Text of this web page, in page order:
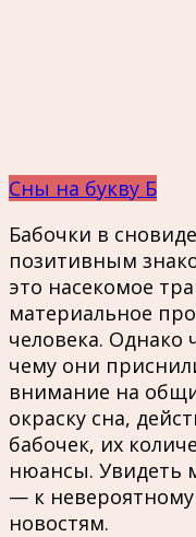
Сны на букву Б
Бабочки в
позитивным
это насекомое
материальное
человека.
чему они
внимание на
окраску сна,
бабочек, их
нюансы. Увидеть
— к
новостям.